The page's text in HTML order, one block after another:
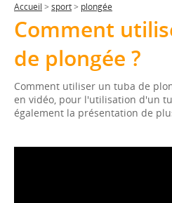
Accueil > sport> plongée
Comment
de plongée ?
Comment utiliser un tuba de
en vidéo, pour l'utilisation d'un
également la présentation de